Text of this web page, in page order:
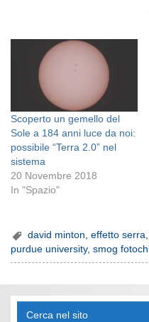
Scoperto un gemello del
Sole a 184 anni luce da noi:
possibile “Terra 2.0” nel
sistema
20 Novembre 2018
In "Spazio"
david minton,effetto serra
purdue university,smog
Cerca nel sito